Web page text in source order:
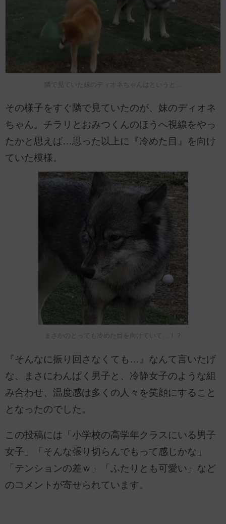
隣で見ていた妹のディオネちゃんはというと…
その様子をすぐ隣で見ていたのが、妹のディオネ
ちゃん。チラリとおみつくんのほうへ視線をやっ
たかと思えば…思った以上に『冷めた目』を向け
ていた模様。
まさかのとっても冷めた目を向けていて…！？
『そんなに振り回さなくても…』なんて言いたげ
な、まさにわんぱく男子と、冷静女子のような組
み合わせ、温度感は多くの人々を笑顔にすること
となったのでした。
この投稿には「小学校の高学年クラスにいる男子
女子」「そんな張り切らんでもって感じかな」
「テンションの差ｗ」「ふたりとも可愛い」など
のコメントが寄せられています。